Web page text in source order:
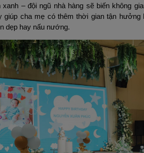
xanh – đội ngũ nhà hàng sẽ biến không
giúp cha mẹ có thêm thời gian tận hưởng
dẹp hay nấu nướng.